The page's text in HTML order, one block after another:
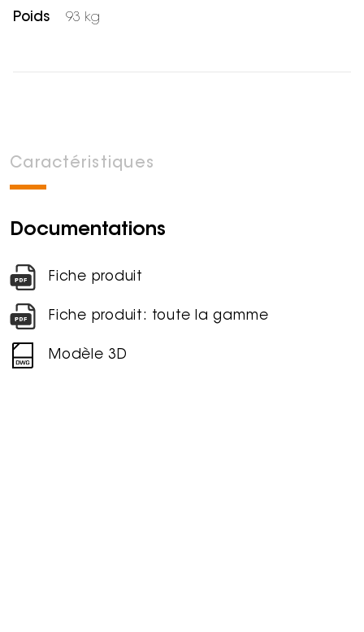
Poids 93 kg
Caractéristiques
Documentations
Fiche produit
Fiche produit: toute la gamme
Modèle 3D